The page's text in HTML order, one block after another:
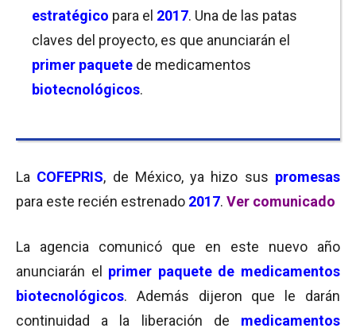
estratégico para el 2017. Una de las patas
claves del proyecto, es que anunciarán el
primer paquete de medicamentos
biotecnológicos.
La COFEPRIS, de México, ya hizo sus promesas
para este recién estrenado 2017. Ver comunicado
La agencia comunicó que en este nuevo año
anunciarán el primer paquete de medicamentos
biotecnológicos. Además dijeron que le darán
continuidad a la liberación de medicamentos